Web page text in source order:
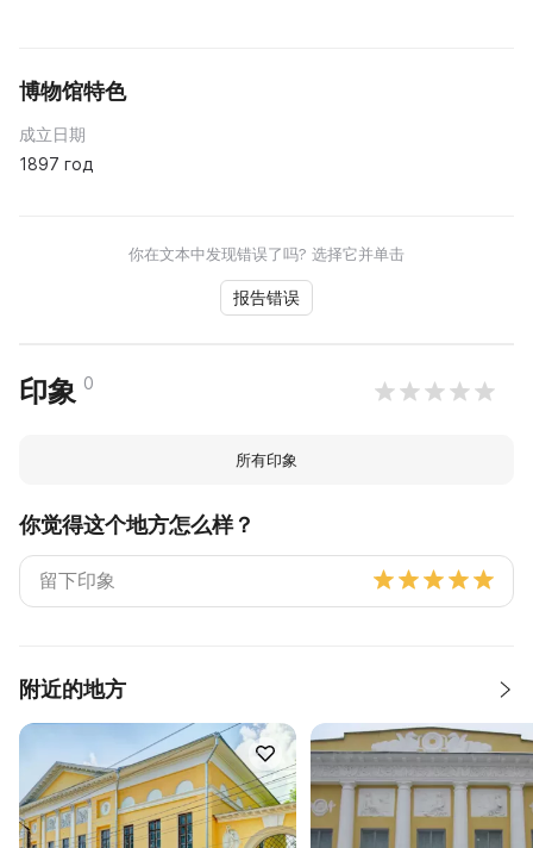
博物馆特色
成立日期
1897 год
你在文本中发现错误了吗? 选择它并单击
报告错误
印象 0
所有印象
你觉得这个地方怎么样？
附近的地方